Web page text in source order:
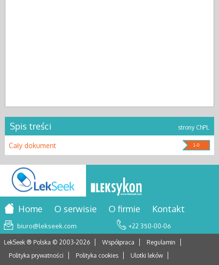
Spis treści strony ChPL
Cały dokument 1-0
Home O serwisie O firmie Kontakt
biuro@lekseek.com +22 350-00-06
LekSeek ® Polska © 2003-2026 Współpraca
Regulamin
Polityka prywatności
Polityka cookies Ulotki leków